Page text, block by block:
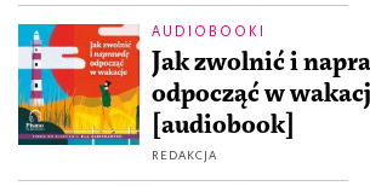
AUDIOBOOKI
Jak zwolnić i
odpocząć w
[audiobook]
REDAKCJA